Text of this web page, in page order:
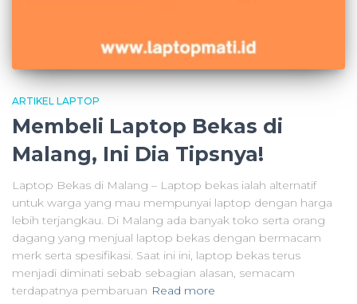
ARTIKEL LAPTOP
Membeli Laptop Bekas di
Malang, Ini Dia Tipsnya!
Laptop Bekas di Malang – Laptop bekas ialah alternatif
untuk warga yang mau mempunyai laptop dengan harga
lebih terjangkau. Di Malang ada banyak toko serta orang
dagang yang menjual laptop bekas dengan bermacam
merk serta spesifikasi. Saat ini ini, laptop bekas terus
menjadi diminati sebab sebagian alasan, semacam
terdapatnya pembaruan Read more